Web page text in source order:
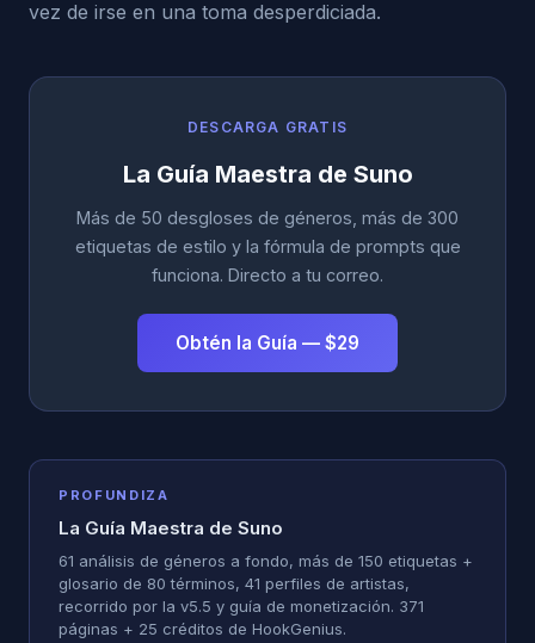
vez de irse en una toma desperdiciada.
DESCARGA GRATIS
La Guía Maestra de Suno
Más de 50 desgloses de géneros, más de 300
etiquetas de estilo y la fórmula de prompts que
funciona. Directo a tu correo.
Obtén la Guía — $29
PROFUNDIZA
La Guía Maestra de Suno
61 análisis de géneros a fondo, más de 150 etiquetas +
glosario de 80 términos, 41 perfiles de artistas,
recorrido por la v5.5 y guía de monetización. 371
páginas + 25 créditos de HookGenius.